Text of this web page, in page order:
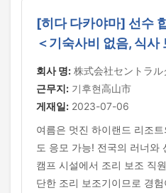
[히다 다카야마] 선수
＜기숙사비 없음, 식사
회사 명: 株式会社セントラル
근무지: 기후현高山市
게재일: 2023-07-06
여름은 멋진 하이랜드 리조
도 응모 가능! 전국의 러너와
캠프 시설에서 조리 보조 직
단한 조리 보조기이므로 경